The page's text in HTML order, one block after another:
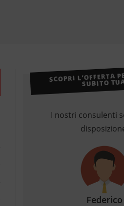
SCOPRI L’OFFERTA
SUBITO
I nostri consulenti
Federico